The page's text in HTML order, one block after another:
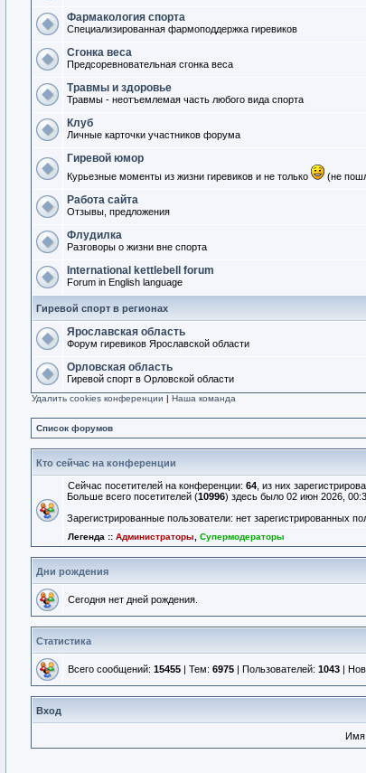
Фармакология спорта
Специализированная фармоподдержка гиревиков
Сгонка веса
Предсоревновательная сгонка веса
Травмы и здоровье
Травмы - неотъемлемая часть любого вида спорта
Клуб
Личные карточки участников форума
Гиревой юмор
Курьезные моменты из жизни гиревиков и не только (не
Работа сайта
Отзывы, предложения
Флудилка
Разговоры о жизни вне спорта
International kettlebell forum
Forum in English language
Гиревой спорт в регионах
Ярославская область
Форум гиревиков Ярославской области
Орловская область
Гиревой спорт в Орловской области
Удалить cookies конференции | Наша команда
Список форумов
Кто сейчас на конференции
Сейчас посетителей на конференции: 64 , из них
Больше всего посетителей (10996) здесь было 02 июн 2026,
Зарегистрированные пользователи: нет зарегистрированных
Легенда :: Администраторы Супермодераторы
Дни рождения
Сегодня нет дней рождения.
Статистика
Всего сообщений: 15455 | Тем: 6975 | Пользователей: 1043 |
Вход
Имя